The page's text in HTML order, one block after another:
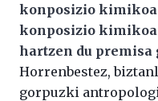
konposizio
konposizio
hartzen du
Horrenbestez,
gorpuzki